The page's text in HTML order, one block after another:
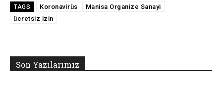
TAGS Koronavirüs
Manisa Organize Sanayi
ücretsiz izin
Son Yazılarımız